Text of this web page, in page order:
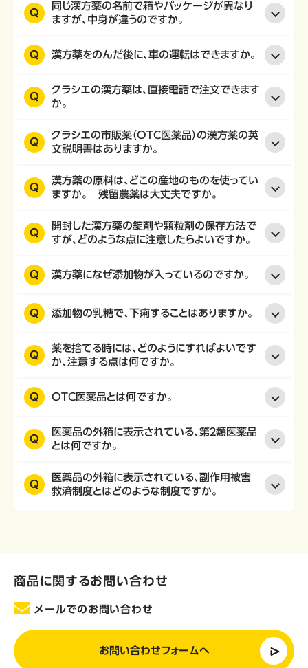
Q
同じ漢方薬の名前で箱やパッケージが異なり
ますが、中身が違うのですか。
Q 漢方薬をのんだ後に、車の運転はできますか。
Q
クラシエの漢方薬は、直接電話で注文できます
か。
Q
クラシエの市販薬（OTC医薬品）の漢方薬の英
文説明書はありますか。
Q
漢方薬の原料は、どこの産地のものを使ってい
ますか。 残留農薬は大丈夫ですか。
Q
開封した漢方薬の錠剤や顆粒剤の保存方法で
すが、どのような点に注意したらよいですか。
Q 漢方薬になぜ添加物が入っているのですか。
Q 添加物の乳糖で、下痢することはありますか。
Q
薬を捨てる時には、どのようにすればよいです
か、注意する点は何ですか。
Q OTC医薬品とは何ですか。
Q
医薬品の外箱に表示されている、第２類医薬品
とは何ですか。
Q
医薬品の外箱に表示されている、副作用被害
救済制度とはどのような制度ですか。
商品に関するお問い合わせ
メールでのお問い合わせ
お問い合わせフォームへ